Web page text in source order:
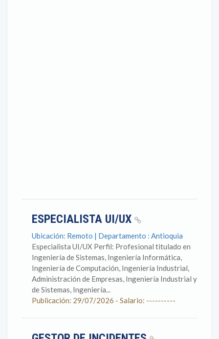
ESPECIALISTA UI/UX
Ubicación: Remoto | Departamento : Antioquia
Especialista UI/UX Perfil: Profesional titulado en
Ingeniería de Sistemas, Ingeniería Informática,
Ingeniería de Computación, Ingeniería Industrial,
Administración de Empresas, Ingeniería Industrial y
de Sistemas, Ingeniería...
Publicación: 29/07/2026 - Salario: ----------